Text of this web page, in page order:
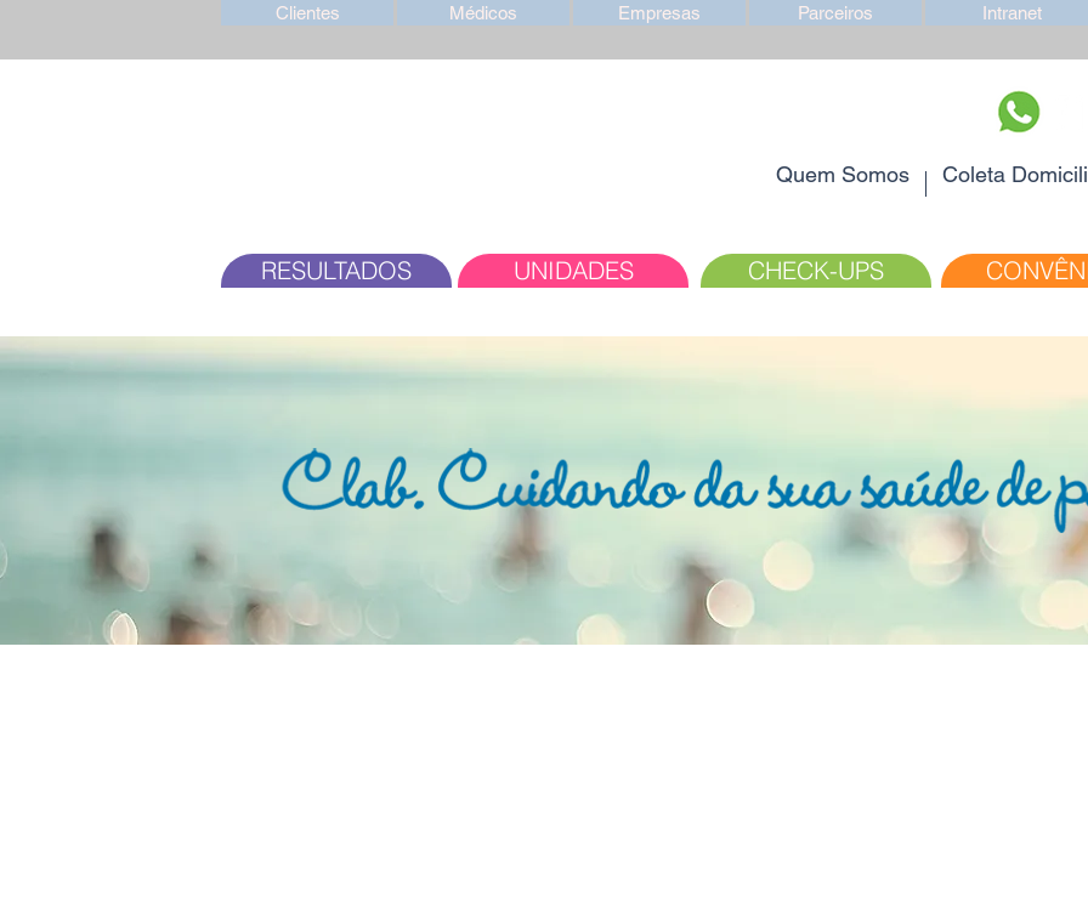
Clientes Médicos Empresas Parceiros Intranet
Quem Somos Coleta
RESULTADOS UNIDADES CHECK-UPS